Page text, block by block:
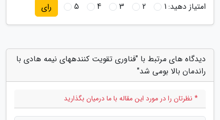
امتیاز دهید:1
2
3
4
5 رای
دیدگاه های مرتبط با "فناوری تقویت کنندههای نیمه هادی با
راندمان بالا بومی شد"
* نظرتان را در مورد این مقاله با ما درمیان بگذارید